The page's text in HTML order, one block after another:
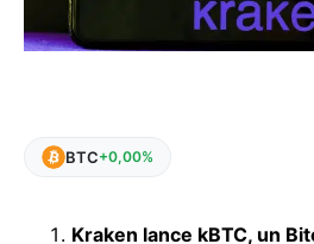
BTC+0,00%
Kraken lance kBTC, un